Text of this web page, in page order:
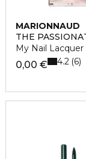
MARIONNAUD
THE
My Nail Lacquer
0,00 € 4.2 6